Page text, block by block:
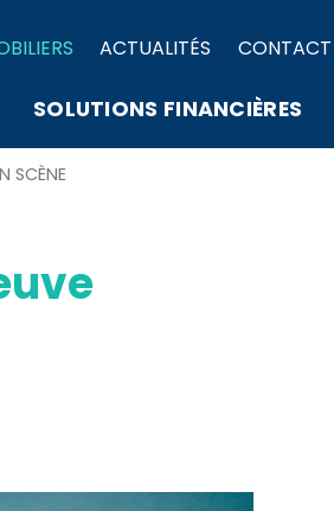
ACTUALITÉS CONTACT
SOLUTIONS FINANCIÈRES
SCÈNE